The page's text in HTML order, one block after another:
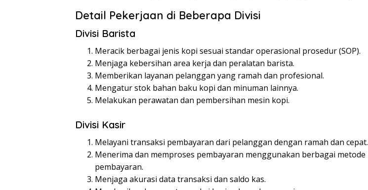
Detail Pekerjaan di Beberapa Divisi
Divisi Barista
Meracik berbagai jenis kopi sesuai standar operasional prosedur (SOP).
Menjaga kebersihan area kerja dan peralatan barista.
Memberikan layanan pelanggan yang ramah dan profesional.
Mengatur stok bahan baku kopi dan minuman lainnya.
Melakukan perawatan dan pembersihan mesin kopi.
Divisi Kasir
Melayani transaksi pembayaran dari pelanggan dengan ramah dan cepat.
Menerima dan memproses pembayaran menggunakan berbagai metode
pembayaran.
Menjaga akurasi data transaksi dan saldo kas.